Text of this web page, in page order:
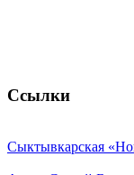
Ссылки
Сыктывкарская